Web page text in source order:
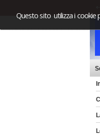
Questo sito utilizza i cookie